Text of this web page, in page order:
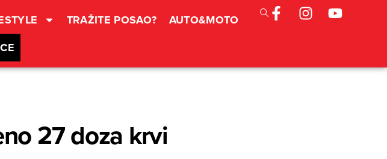
TRAŽITE POSAO?
AUTO&MOTO
27 doza krvi